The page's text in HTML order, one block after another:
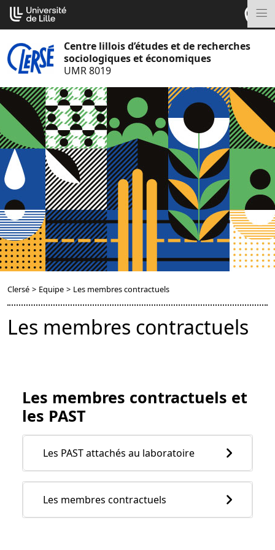
Aller
au
contenu
Centre lillois d’études et de recherches
sociologiques et économiques
UMR 8019
Clersé > Equipe > Les membres contractuels
Les membres contractuels
Les membres contractuels et
les PAST
Les PAST attachés au laboratoire
Les membres contractuels
Cookies management panel